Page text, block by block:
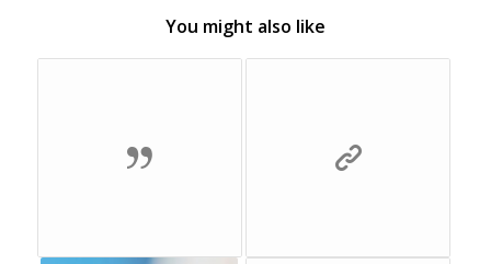
You might also like